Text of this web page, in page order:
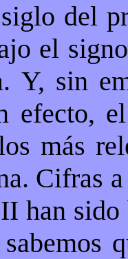
del
el
Y, sin
efecto,
más
Cifras
han